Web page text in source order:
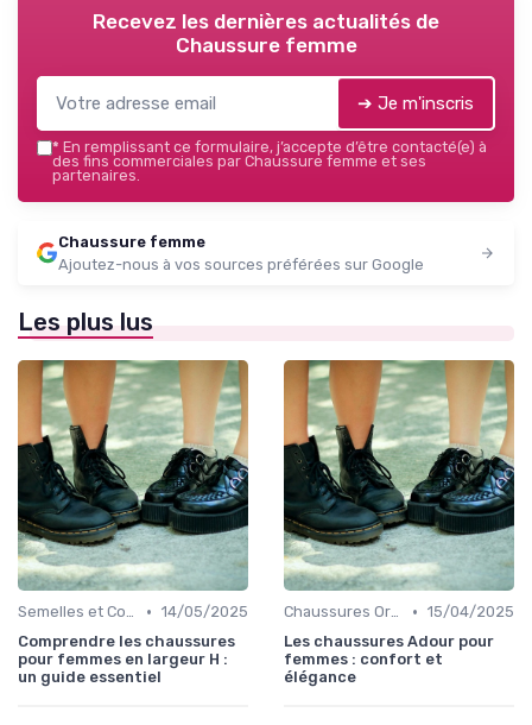
Recevez les dernières actualités de
Chaussure femme
➔ Je m'inscris
* En remplissant ce formulaire, j’accepte d’être contacté(e) à
des fins commerciales par Chaussure femme et ses
partenaires.
Chaussure femme
Ajoutez-nous à vos sources préférées sur Google
Les plus lus
Semelles et Confort du Pied • 14/05/2025
Comprendre les chaussures
pour femmes en largeur H :
un guide essentiel
Chaussures Orthopédiques • 15/04/2025
Les chaussures Adour pour
femmes : confort et
élégance